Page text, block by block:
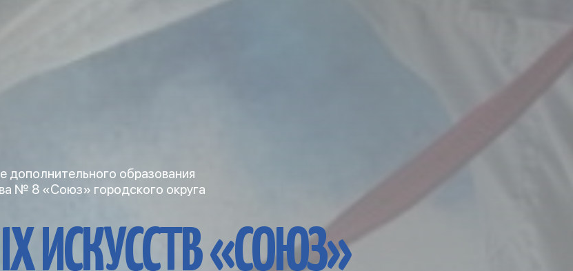
образования
№ 8 «Союз» городского округа
ИСКУССТВ «СОЮЗ»